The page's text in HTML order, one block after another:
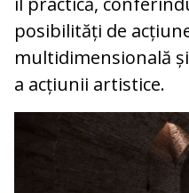
posibilități de
multidimensională
a acțiunii artistice.